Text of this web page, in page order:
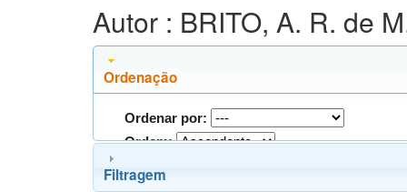
Autor : BRITO, A. R. de
Ordenação
Ordenar por:
Ordem:
Filtragem